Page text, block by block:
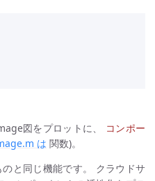
図をプロットに、
コンポー
は 関数)。
と同じ機能です。 クラウドサ